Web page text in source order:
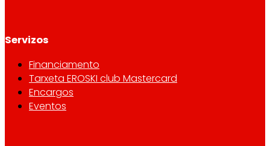
Servizos
Financiamento
Tarxeta EROSKI club Mastercard
Encargos
Eventos